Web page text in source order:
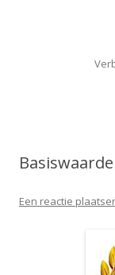
Een reactie